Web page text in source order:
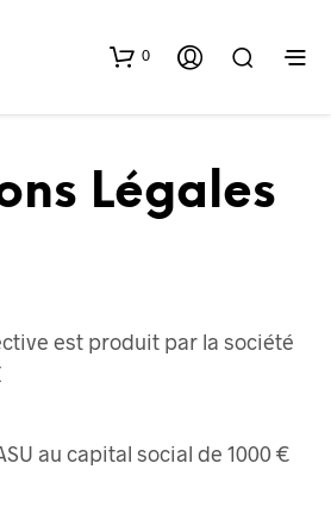
0
Légales
est produit par la société
au capital social de 1000 €